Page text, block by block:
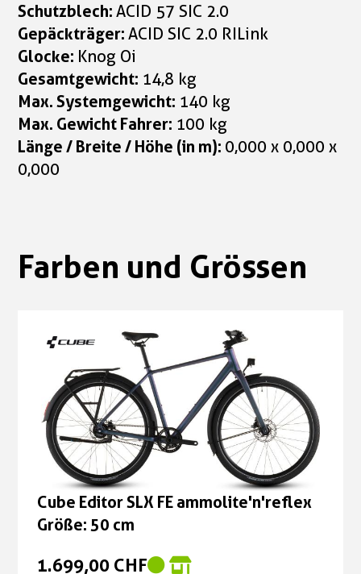
Schutzblech:ACID 57 SIC 2.0
Gepäckträger:ACID SIC 2.0 RILink
Glocke: Knog Oi
Gesamtgewicht: 14,8 kg
Max. Systemgewicht: 140 kg
Max. Gewicht Fahrer: 100 kg
Länge / Breite / Höhe (in m): 0,000 x 0,000 x
0,000
Farben und Grössen
Cube Editor SLX FE ammolite'n'reflex
Größe: 50 cm
1.699,00 CHF